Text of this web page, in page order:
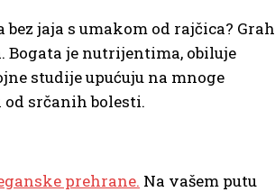
jaja s umakom od rajčica? Grah
Bogata je nutrijentima, obiluje
studije upućuju na mnoge
srčanih bolesti.
prehrane. Na vašem putu